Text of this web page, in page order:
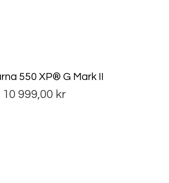
550 XP® G Mark II
Pris
10 999,00 kr